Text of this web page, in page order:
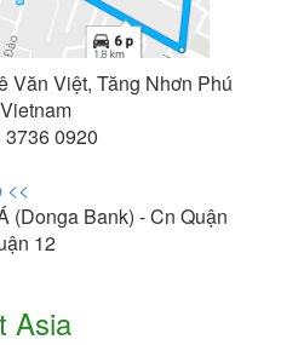
Văn Việt, Tăng Nhơn Phú
3736 0920
<<
(Donga Bank) - Cn Quận
12
Asia